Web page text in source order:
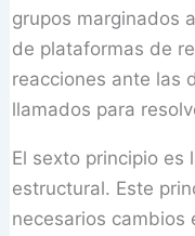
grupos marginados
de plataformas de
reacciones ante las
llamados para
El sexto principio es
estructural. Este
necesarios cambios